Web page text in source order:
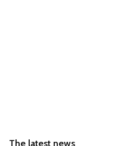
The latest news